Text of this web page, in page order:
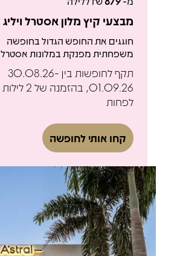
מבצעי קיץ מלון אסטרל ויליג
חוגגים את החופש הגדול בחופשה
משפחתית מפנקת במלונות אסטרל
תקף לחופשות בין 30.08.26-
01.09.26, בהזמנה של 2 לילות
לפחות
קחו אותי לחופשה